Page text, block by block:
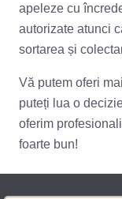
apeleze cu
autorizate atunci
sortarea și
Vă putem oferi
puteți lua o
oferim
foarte bun!